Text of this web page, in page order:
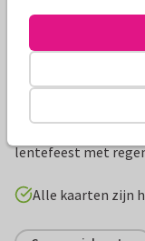
Een lief
lentefeest met
Alle kaarten zijn